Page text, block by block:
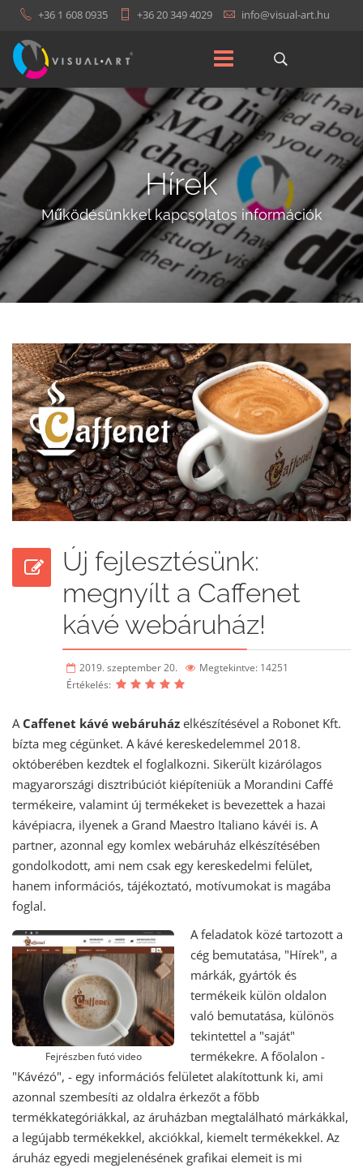
+36 1 608 0935 +36 20 349 4029
Hírek
Működésünkkel kapcsolatos információk
Új fejlesztésünk:
megnyílt a Caffenet
kávé webáruház!
2019. szeptember 20.
Megtekintve: 14251
Értékelés:
A Caffenet kávé webáruház elkészítésével a Robonet Kft.
bízta meg cégünket. A kávé kereskedelemmel 2018.
októberében kezdtek el foglalkozni. Sikerült kizárólagos
magyarországi disztribúciót kiépíteniük a Morandini Caffé
termékeire, valamint új termékeket is bevezettek a hazai
kávépiacra, ilyenek a Grand Maestro Italiano kávéi is. A
partner, azonnal egy komlex webáruház elkészítésében
gondolkodott, ami nem csak egy kereskedelmi felület,
hanem információs, tájékoztató, motívumokat is magába
foglal.
Fejrészben futó video
A feladatok közé tartozott a
cég bemutatása, "Hírek", a
márkák, gyártók és
termékeik külön oldalon
való bemutatása, különös
tekintettel a "saját"
termékekre. A főolalon -
"Kávézó", - egy információs felületet alakítottunk ki, ami
azonnal szembesíti az oldalra érkezőt a főbb
termékkategóriákkal, az áruházban megtalálható márkákkal,
a legújabb termékekkel, akciókkal, kiemelt termékekkel. Az
áruház egyedi megjelenésének grafikai elemeit is mi